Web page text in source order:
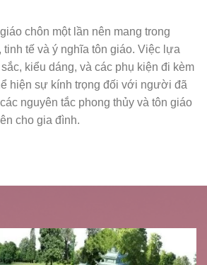
chôn một lần nên mang trong
tinh tế và ý nghĩa tôn giáo. Việc lựa
kiểu dáng, và các phụ kiện đi kèm
hiện sự kính trọng đối với người đã
nguyên tắc phong thủy và tôn giáo
cho gia đình.